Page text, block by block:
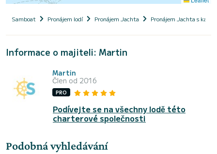
Samboat Pronájem lodí Pronájem Jachta Pronájem Jachta s
Informace o majiteli: Martin
Martin
Člen od 2016
PRO
Podívejte se na všechny lodě této
charterové společnosti
Podobná vyhledávání